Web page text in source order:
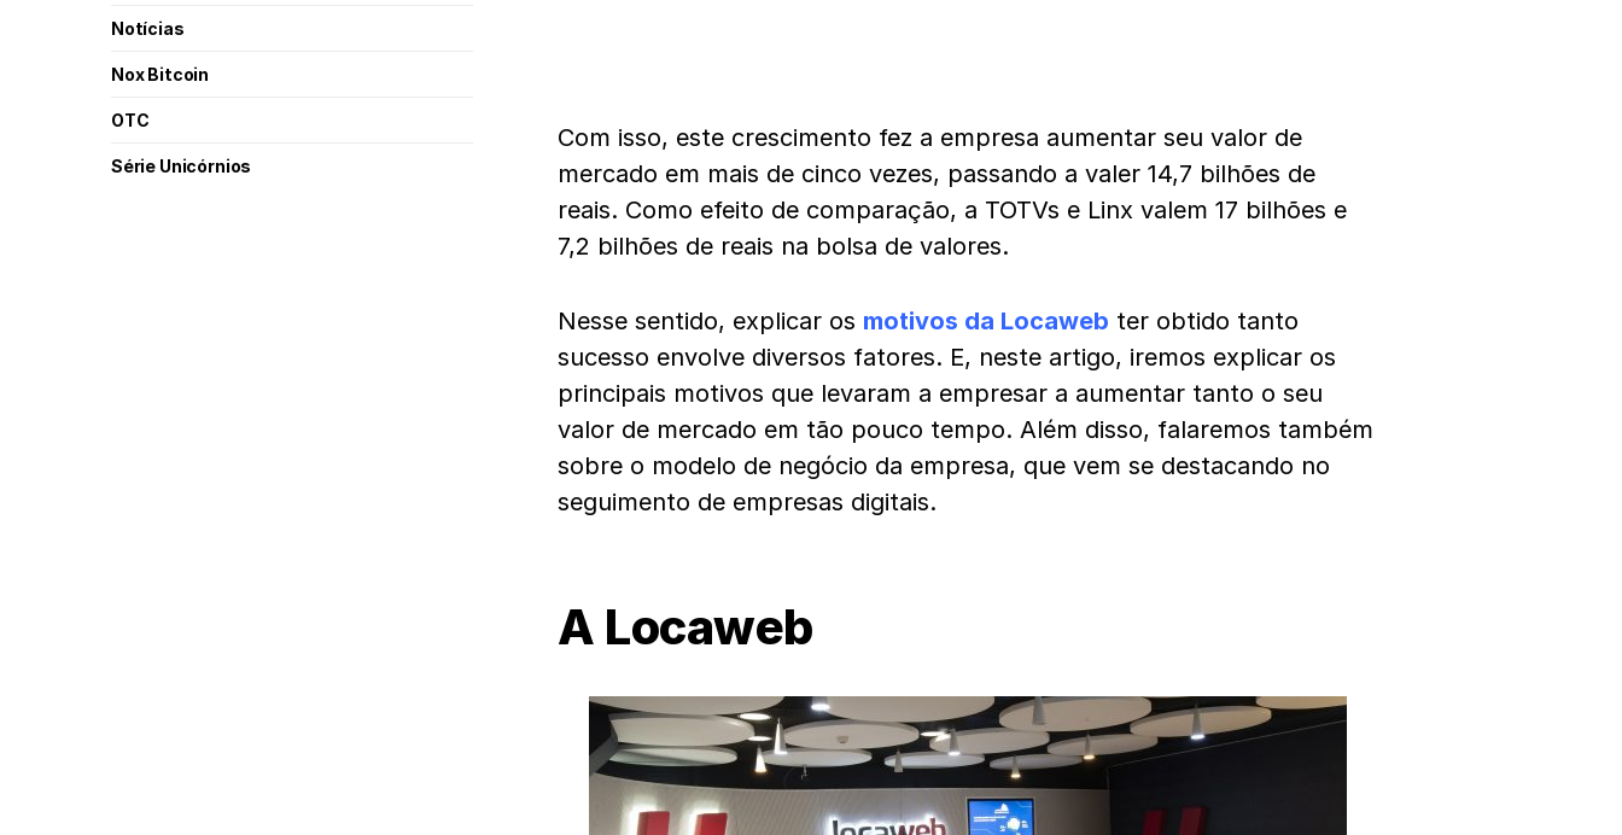
Com isso, este crescimento fez a empresa aumentar seu valor de
mercado em mais de cinco vezes, passando a valer 14,7 bilhões de
reais. Como efeito de comparação, a TOTVs e Linx valem 17 bilhões e
7,2 bilhões de reais na bolsa de valores.
Nesse sentido, explicar os motivos da Locaweb ter obtido tanto
sucesso envolve diversos fatores. E, neste artigo, iremos explicar os
principais motivos que levaram a empresar a aumentar tanto o seu
valor de mercado em tão pouco tempo. Além disso, falaremos também
sobre o modelo de negócio da empresa, que vem se destacando no
seguimento de empresas digitais.
A Locaweb
Notícias
Nox Bitcoin
OTC
Série Unicórnios